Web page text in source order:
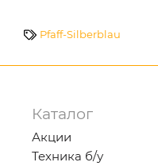
Pfaff-Silberblau
Каталог
Акции
Техника б/у